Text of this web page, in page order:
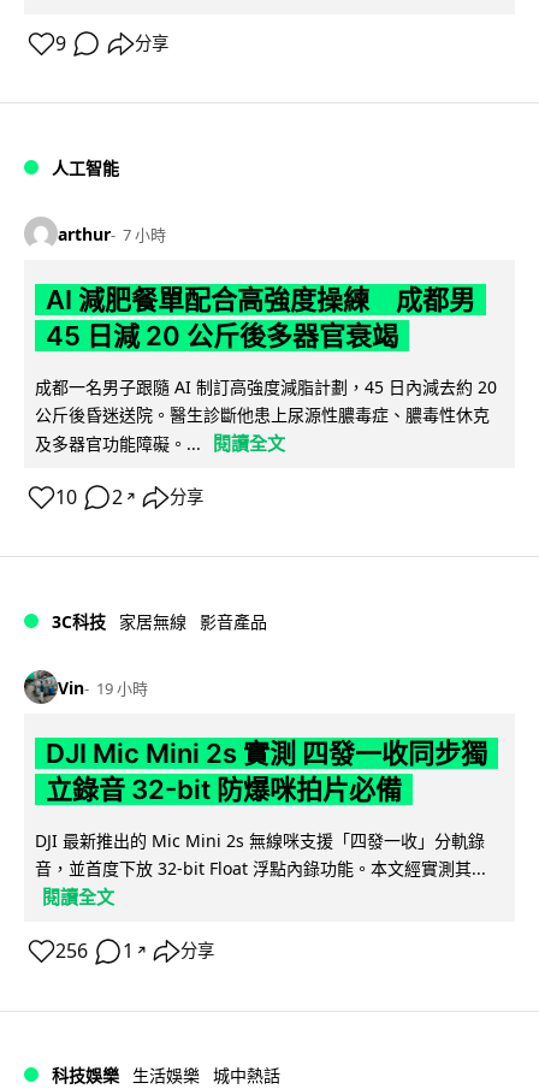
9 分享
人工智能
arthur 7 小時
AI 減肥餐單配合高強度操練 成都男
45 日減 20 公斤後多器官衰竭
成都一名男子跟隨 AI 制訂高強度減脂計劃，45 日內減去約 20
公斤後昏迷送院。醫生診斷他患上尿源性膿毒症、膿毒性休克
及多器官功能障礙。...
閱讀全文
10 2 ↗ 分享
3C科技 家居無線 影音產品
Vin 19 小時
DJI Mic Mini 2s 實測 四發一收同步獨
立錄音 32-bit 防爆咪拍片必備
DJI 最新推出的 Mic Mini 2s 無線咪支援「四發一收」分軌錄
音，並首度下放 32-bit Float 浮點內錄功能。本文經實測其...
閱讀全文
256 1 ↗ 分享
科技娛樂 生活娛樂 城中熱話